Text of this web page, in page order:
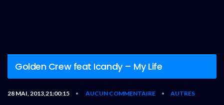
Golden Crew feat Icandy – My Life
28 MAI, 2013,21:00:15 • AUCUN COMMENTAIRE • AUTRES